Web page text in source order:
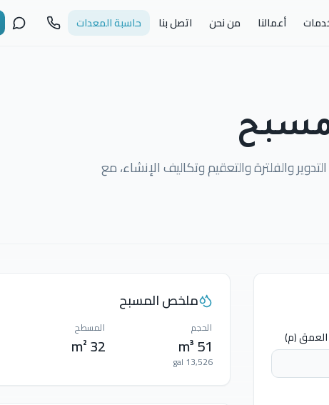
أعمالنا من نحن اتصل بنا حاسبة المعدات
والفلترة والتعقيم وتكاليف الإنشاء، مع
(م)
ملخص المسبح
الحجم
51 m³
13,526 gal
المسطح
32 m²